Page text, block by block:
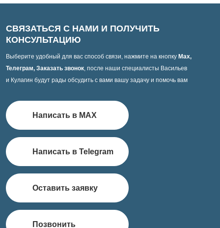
СВЯЗАТЬСЯ С НАМИ И ПОЛУЧИТЬ
КОНСУЛЬТАЦИЮ
Выберите удобный для вас способ связи, нажмите на кнопку Max,
Телеграм, Заказать звонок, после наши специалисты Васильев
и Кулагин будут рады обсудить с вами вашу задачу и помочь вам
Написать в MAX
Написать в Telegram
Оставить заявку
Позвонить